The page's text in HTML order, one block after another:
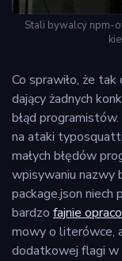
Stali bywalcy npm-
Co sprawiło, że
dający żadnych
błąd
na ataki
małych błędów
wpisywaniu nazwy
package.json niech
bardzo fajnie
mowy o literówce,
dodatkowej flagi w